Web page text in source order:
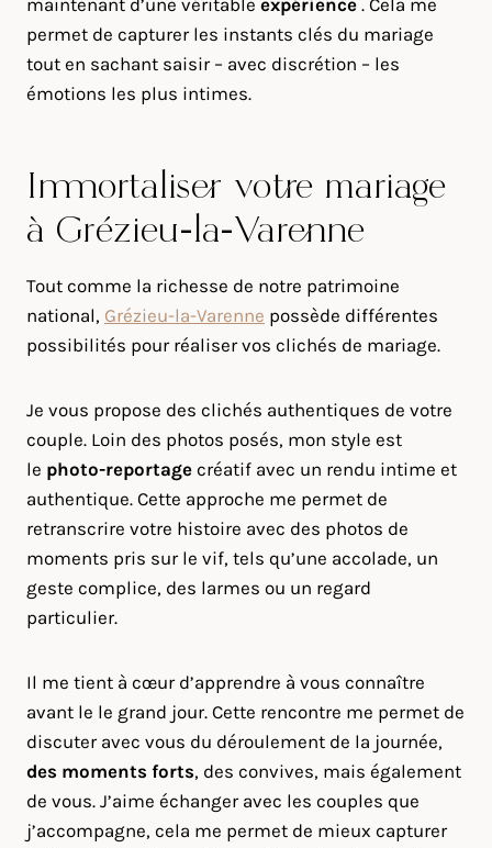
maintenant d’une véritable expérience . Cela me
permet de capturer les instants clés du mariage
tout en sachant saisir – avec discrétion – les
émotions les plus intimes.
Immortaliser votre mariage
à Grézieu-la-Varenne
Tout comme la richesse de notre patrimoine
national, Grézieu-la-Varenne possède différentes
possibilités pour réaliser vos clichés de mariage.
Je vous propose des clichés authentiques de votre
couple. Loin des photos posés, mon style est
le photo-reportage créatif avec un rendu intime et
authentique. Cette approche me permet de
retranscrire votre histoire avec des photos de
moments pris sur le vif, tels qu’une accolade, un
geste complice, des larmes ou un regard
particulier.
Il me tient à cœur d’apprendre à vous connaître
avant le le grand jour. Cette rencontre me permet de
discuter avec vous du déroulement de la journée,
des moments forts, des convives, mais également
de vous. J’aime échanger avec les couples que
j’accompagne, cela me permet de mieux capturer